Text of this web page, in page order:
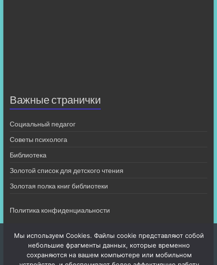
Важные странички
Социальный педагог
Советы психолога
Библиотека
Золотой список для детского чтения
Золотая полка книг библиотеки
Политика конфиденциальности
Мы используем Cookies. Файлы cookie представляют собой
небольшие фрагменты данных, которые временно
сохраняются на вашем компьютере или мобильном